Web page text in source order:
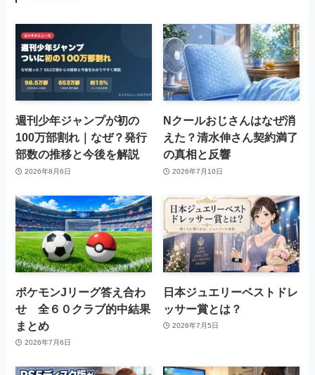
週刊少年ジャンプが初の
100万部割れ｜なぜ？発行
部数の推移と今後を解説
2026年8月6日
Nクールおじさんはなぜ消
えた？清水伸さん契約満了
の真相と反響
2026年7月10日
ポケモンJリーグ答え合わ
せ 全６０クラブ的中結果
まとめ
2026年7月6日
日本ジュエリーベストドレ
ッサー賞とは？
2026年7月5日